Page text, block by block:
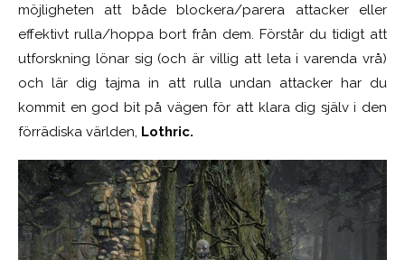
möjligheten att både blockera/parera attacker eller
effektivt rulla/hoppa bort från dem. Förstår du tidigt att
utforskning lönar sig (och är villig att leta i varenda vrå)
och lär dig tajma in att rulla undan attacker har du
kommit en god bit på vägen för att klara dig själv i den
förrädiska världen, Lothric.